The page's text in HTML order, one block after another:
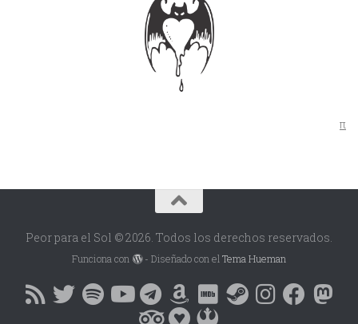
π
Peor para el Sol © 2026. Todos los derechos reservados.
Funciona con - Diseñado con el Tema Hueman